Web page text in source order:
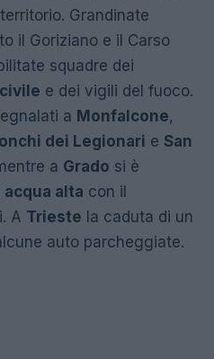
Grandinate
il Goriziano e il Carso
squadre dei
e dei vigili del fuoco.
a Monfalcone,
dei Legionari e San
a Grado si è
acqua alta con il
A Trieste la caduta di un
auto parcheggiate.